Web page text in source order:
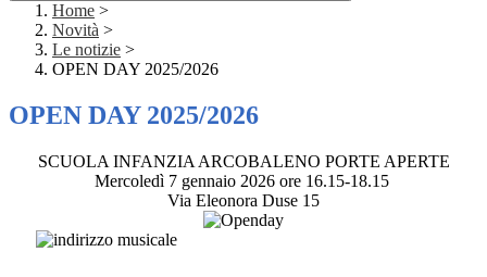
Home >
Novità >
Le notizie >
OPEN DAY 2025/2026
OPEN DAY 2025/2026
SCUOLA INFANZIA ARCOBALENO PORTE APERTE
Mercoledì 7 gennaio 2026 ore 16.15-18.15
Via Eleonora Duse 15